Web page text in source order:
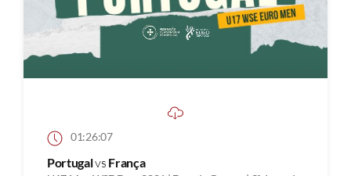
01:26:07
Portugalvs França